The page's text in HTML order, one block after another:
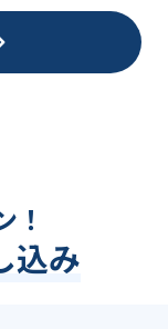
！
込み